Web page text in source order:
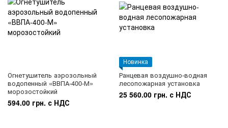
Огнетушитель аэрозольный
водопенный «ВВПА-400-М»
морозостойкий
594.00 грн. с НДС
Новинка
Ранцевая воздушно-водная
лесопожарная установка
25 560.00 грн. с НДС